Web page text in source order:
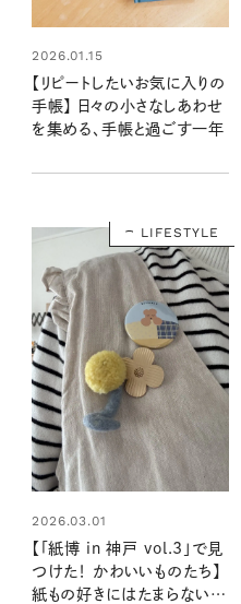
2026.01.15
【リピートしたいお気に入りの
手帳】 日々の小さなしあわせ
を集める、手帳と過ごす一年
LIFESTYLE
2026.03.01
【「紙博 in 神戸 vol.3」で見
つけた！ かわいいものたち】
紙もの好きにはたまらない！